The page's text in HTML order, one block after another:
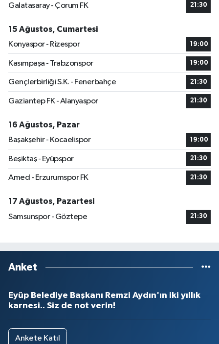
Galatasaray - Çorum FK
21:30
15 Ağustos, Cumartesi
Konyaspor - Rizespor
19:00
Kasımpaşa - Trabzonspor 19:00
Gençlerbirliği S.K. - Fenerbahçe 21:30
Gaziantep FK - Alanyaspor 21:30
16 Ağustos, Pazar
Başakşehir - Kocaelispor
19:00
Beşiktaş - Eyüpspor 21:30
Amed - Erzurumspor FK 21:30
17 Ağustos, Pazartesi
Samsunspor - Göztepe
21:30
Anket
Eyüp Belediye Başkanı Remzi Aydın'ın iki yıllık
karnesi.. Siz de not verin!
Ankete Katıl